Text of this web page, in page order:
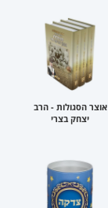
אוצר הסגולות - הרב
יצחק בצרי